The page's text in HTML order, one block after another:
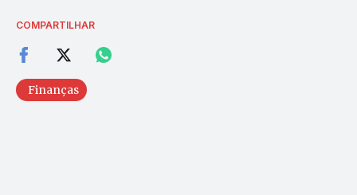
COMPARTILHAR
Finanças